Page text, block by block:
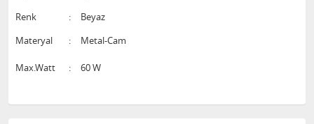
Renk
:
Beyaz
Materyal
: Metal-Cam
Max.Watt : 60 W